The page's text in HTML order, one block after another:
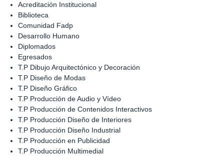
Acreditación Institucional
Biblioteca
Comunidad Fadp
Desarrollo Humano
Diplomados
Egresados
T.P Dibujo Arquitectónico y Decoración
T.P Diseño de Modas
T.P Diseño Gráfico
T.P Producción de Audio y Vídeo
T.P Producción de Contenidos Interactivos
T.P Producción Diseño de Interiores
T.P Producción Diseño Industrial
T.P Producción en Publicidad
T.P Producción Multimedial